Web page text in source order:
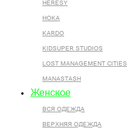
HERESY
HOKA
KARDO
KIDSUPER STUDIOS
LOST MANAGEMENT CITIES
MANASTASH
Женское
ВСЯ ОДЕЖДА
ВЕРХНЯЯ ОДЕЖДА